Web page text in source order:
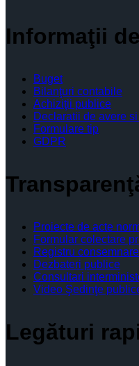
Informaţii
Buget
Bilanţuri contabile
Achiziţii publice
Declaratii de avere
Formulare tip
GDPR
Proiecte de acte
Formular colectare
Registru
Dezbateri publice
Consultari
Video Şedinţe
Legături